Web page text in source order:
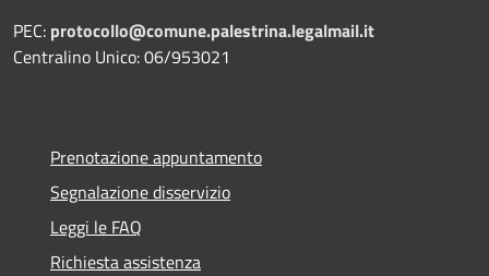
PEC: protocollo@comune.palestrina.legalmail.it
Centralino Unico: 06/953021
Prenotazione appuntamento
Segnalazione disservizio
Leggi le FAQ
Richiesta assistenza